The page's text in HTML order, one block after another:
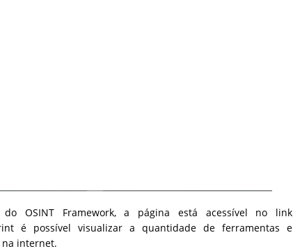
OSINT Framework, a página está acessível no link
é possível visualizar a quantidade de ferramentas e
na internet.